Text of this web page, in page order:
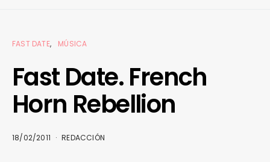
FAST DATE MÚSICA
Fast Date. French
Horn Rebellion
18/02/2011 REDACCIÓN